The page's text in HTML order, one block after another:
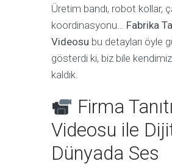
Üretim bandı, robot kollar,
koordinasyonu… Fabrika
Videosu bu detayları öyle
gösterdi ki, biz bile
kaldık.
Firma
Videosu ile
Dünyada Ses